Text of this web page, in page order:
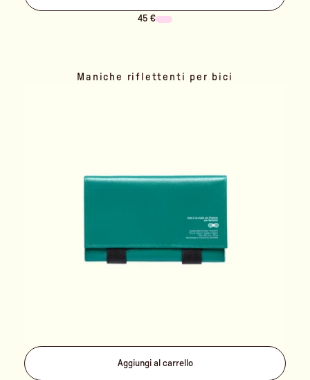
45 €
Maniche riflettenti per bici
Aggiungi al carrello